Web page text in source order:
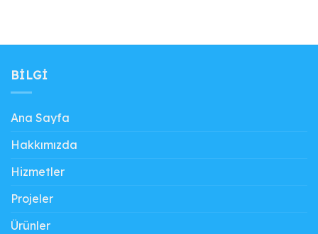
BILGI
Ana Sayfa
Hakkımızda
Hizmetler
Projeler
Ürünler